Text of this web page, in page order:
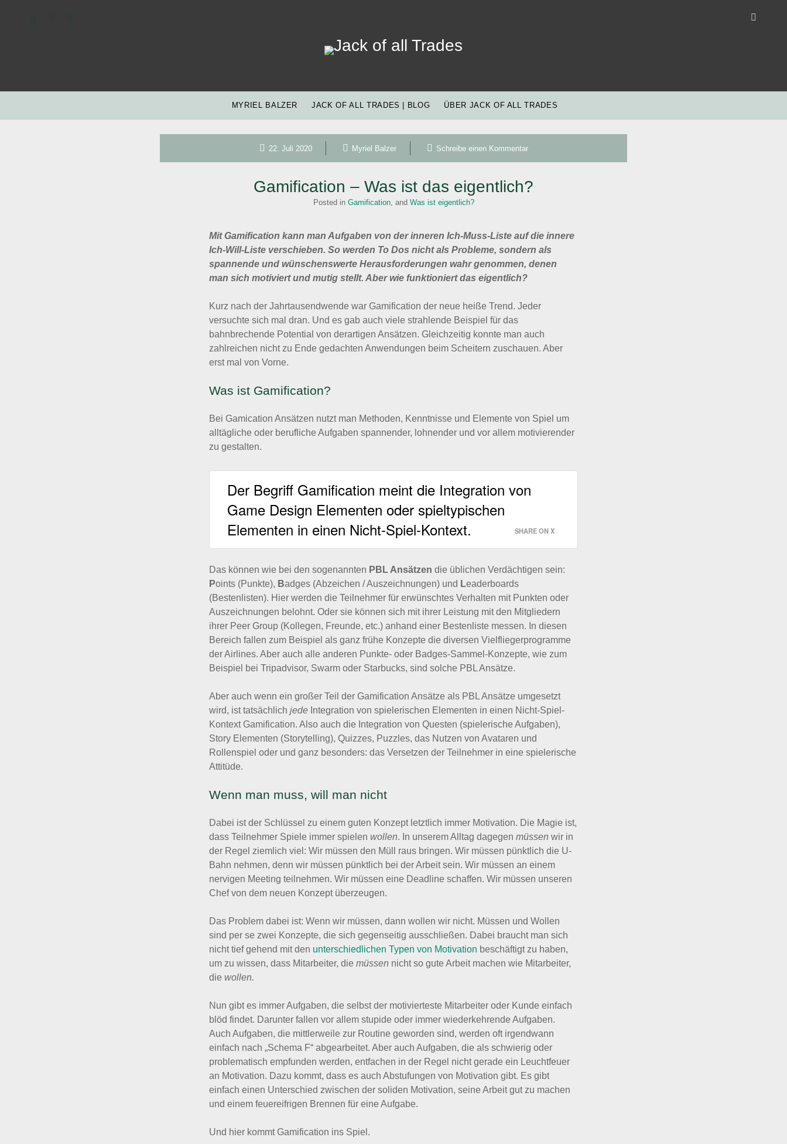
twitter linkedin
Jack
all
Trades
MYRIEL BALZER JACK OF ALL TRADES | BLOG ÜBER JACK OF ALL TRADES
22. Juli 2020 Myriel Balzer Schreibe einen Kommentar
Gamification – Was ist das eigentlich?
Posted in Gamification, and Was ist eigentlich?
Mit Gamification kann man Aufgaben von der inneren Ich-Muss-Liste auf die innere
Ich-Will-Liste verschieben. So werden To Dos nicht als Probleme, sondern als
spannende und wünschenswerte Herausforderungen wahr genommen, denen
man sich motiviert und mutig stellt. Aber wie funktioniert das eigentlich?
Kurz nach der Jahrtausendwende war Gamification der neue heiße Trend. Jeder
versuchte sich mal dran. Und es gab auch viele strahlende Beispiel für das
bahnbrechende Potential von derartigen Ansätzen. Gleichzeitig konnte man auch
zahlreichen nicht zu Ende gedachten Anwendungen beim Scheitern zuschauen. Aber
erst mal von Vorne.
Was ist Gamification?
Bei Gamication Ansätzen nutzt man Methoden, Kenntnisse und Elemente von Spiel um
alltägliche oder berufliche Aufgaben spannender, lohnender und vor allem motivierender
zu gestalten.
Der Begriff Gamification meint die Integration von
Game Design Elementen oder spieltypischen
Elementen in einen Nicht-Spiel-Kontext.
SHARE ON X
Das können wie bei den sogenannten PBL Ansätzen die üblichen Verdächtigen sein:
Points (Punkte), Badges (Abzeichen / Auszeichnungen) und Leaderboards
(Bestenlisten). Hier werden die Teilnehmer für erwünschtes Verhalten mit Punkten oder
Auszeichnungen belohnt. Oder sie können sich mit ihrer Leistung mit den Mitgliedern
ihrer Peer Group (Kollegen, Freunde, etc.) anhand einer Bestenliste messen. In diesen
Bereich fallen zum Beispiel als ganz frühe Konzepte die diversen Vielfliegerprogramme
der Airlines. Aber auch alle anderen Punkte- oder Badges-Sammel-Konzepte, wie zum
Beispiel bei Tripadvisor, Swarm oder Starbucks, sind solche PBL Ansätze.
Aber auch wenn ein großer Teil der Gamification Ansätze als PBL Ansätze umgesetzt
wird, ist tatsächlich jedeIntegration von spielerischen Elementen in einen Nicht-Spiel-
Kontext Gamification. Also auch die Integration von Questen (spielerische Aufgaben),
Story Elementen (Storytelling), Quizzes, Puzzles, das Nutzen von Avataren und
Rollenspiel oder und ganz besonders: das Versetzen der Teilnehmer in eine spielerische
Attitüde.
Wenn man muss, will man nicht
Dabei ist der Schlüssel zu einem guten Konzept letztlich immer Motivation. Die Magie ist,
dass Teilnehmer Spiele immer spielen wollen. In unserem Alltag dagegen müssen wir in
der Regel ziemlich viel: Wir müssen den Müll raus bringen. Wir müssen pünktlich die U-
Bahn nehmen, denn wir müssen pünktlich bei der Arbeit sein. Wir müssen an einem
nervigen Meeting teilnehmen. Wir müssen eine Deadline schaffen. Wir müssen unseren
Chef von dem neuen Konzept überzeugen.
Das Problem dabei ist: Wenn wir müssen, dann wollen wir nicht. Müssen und Wollen
sind per se zwei Konzepte, die sich gegenseitig ausschließen. Dabei braucht man sich
nicht tief gehend mit den unterschiedlichen Typen von Motivation beschäftigt zu haben,
um zu wissen, dass Mitarbeiter, die müssen nicht so gute Arbeit machen wie Mitarbeiter,
die wollen.
Nun gibt es immer Aufgaben, die selbst der motivierteste Mitarbeiter oder Kunde einfach
blöd findet. Darunter fallen vor allem stupide oder immer wiederkehrende Aufgaben.
Auch Aufgaben, die mittlerweile zur Routine geworden sind, werden oft irgendwann
einfach nach „Schema F“ abgearbeitet. Aber auch Aufgaben, die als schwierig oder
problematisch empfunden werden, entfachen in der Regel nicht gerade ein Leuchtfeuer
an Motivation. Dazu kommt, dass es auch Abstufungen von Motivation gibt. Es gibt
einfach einen Unterschied zwischen der soliden Motivation, seine Arbeit gut zu machen
und einem feuereifrigen Brennen für eine Aufgabe.
Und hier kommt Gamification ins Spiel.